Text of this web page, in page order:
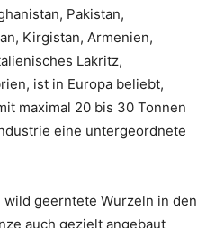
Pakistan,
Kirgistan, Armenien,
Lakritz,
ist in Europa beliebt,
maximal 20 bis 30 Tonnen
eine untergeordnete
wild geerntete Wurzeln in den
auch gezielt angebaut